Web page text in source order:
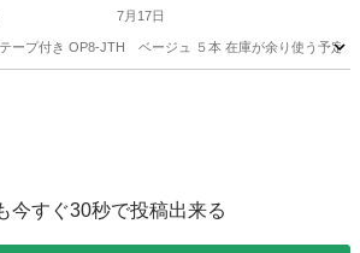
7月17日
プ付き OP8-JTH ベージュ ５本 在庫が余り使う予定が
今すぐ30秒で投稿出来る